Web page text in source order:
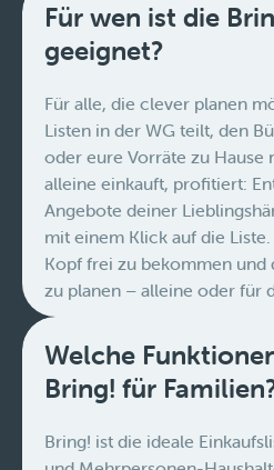
Für wen ist die
geeignet?
Für alle, die clever planen
Listen in der WG teilt, den
oder eure Vorräte zu Hause
alleine einkauft, profitiert:
Angebote deiner
mit einem Klick auf die
Kopf frei zu bekommen und
zu planen – alleine oder für
Welche
Bring! für
Bring! ist die ideale